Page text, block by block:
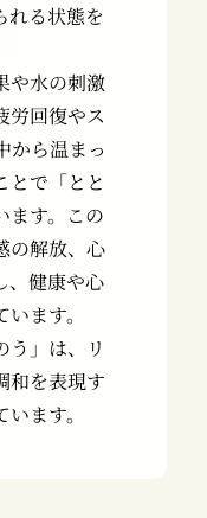
れる状態を
や水の刺激
労回復やス
から温まっ
とで「とと
ます。この
の解放、心
、健康や心
ます。
う」は、リ
和を表現す
ます。